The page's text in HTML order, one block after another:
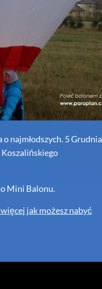
najmłodszych. 5 Grudnia
Koszalińskiego
Mini Balonu.
jak możesz nabyć